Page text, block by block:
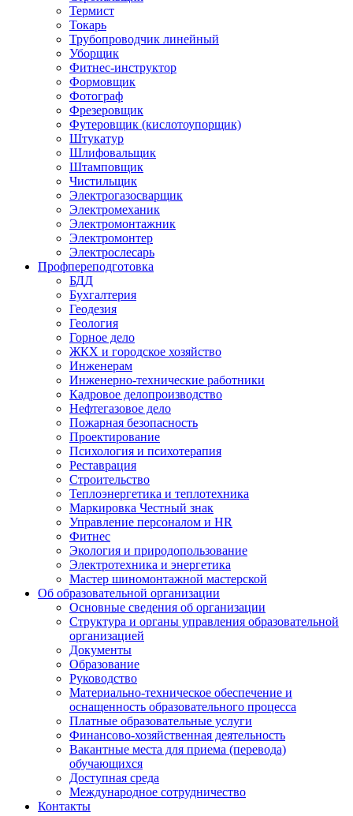
Термист
Токарь
Трубопроводчик линейный
Уборщик
Фитнес-инструктор
Формовщик
Фотограф
Фрезеровщик
Футеровщик (кислотоупорщик)
Штукатур
Шлифовальщик
Штамповщик
Чистильщик
Электрогазосварщик
Электромеханик
Электромонтажник
Электромонтер
Электрослесарь
Профпереподготовка
БДД
Бухгалтерия
Геодезия
Геология
Горное дело
ЖКХ и городское хозяйство
Инженерам
Инженерно-технические работники
Кадровое делопроизводство
Нефтегазовое дело
Пожарная безопасность
Проектирование
Психология и психотерапия
Реставрация
Строительство
Теплоэнергетика и теплотехника
Маркировка Честный знак
Управление персоналом и HR
Фитнес
Экология и природопользование
Электротехника и энергетика
Мастер шиномонтажной мастерской
Об образовательной организации
Основные сведения об организации
Структура и органы управления образовательной
организацией
Документы
Образование
Руководство
Материально-техническое обеспечение и
оснащенность образовательного процесса
Платные образовательные услуги
Финансово-хозяйственная деятельность
Вакантные места для приема (перевода)
обучающихся
Доступная среда
Международное сотрудничество
Контакты